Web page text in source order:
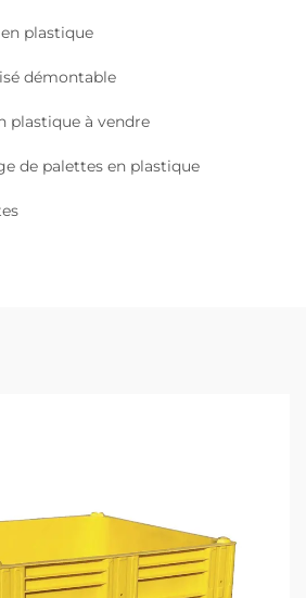
plastique
démontable
plastique à vendre
de palettes en plastique